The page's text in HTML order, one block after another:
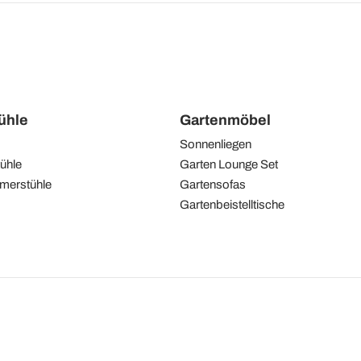
Gartenmöbel
Sonnenliegen
Garten Lounge Set
Gartensofas
Gartenbeistelltische